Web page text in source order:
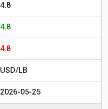
4.8
4.8
4.8
USD/LB
2026-05-25